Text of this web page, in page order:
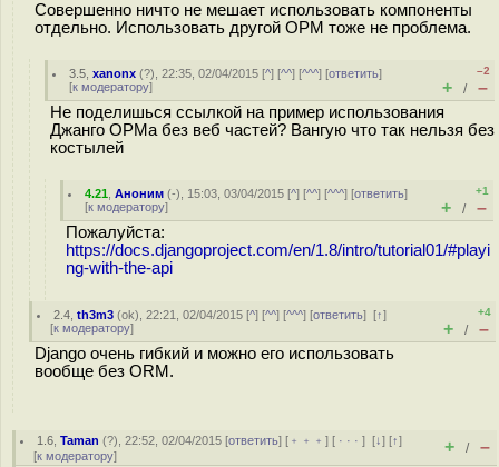
Совершенно ничто не мешает использовать компоненты
отдельно. Использовать другой ОРМ тоже не проблема.
3.5 ,xanonx (?), 22:35, 02/04/2015 [^] [^^] [^^^] [ответить]
[к модератору]
–2
+ / –
Не поделишься ссылкой на пример использования
Джанго ОРМа без веб частей? Вангую что так нельзя без
костылей
4.21 ,Аноним (-), 15:03, 03/04/2015 [^] [^^] [^^^] [ответить]
[к модератору]
+1
+ / –
Пожалуйста:
https://docs.djangoproject.com/en/1.8/intro/tutorial01/#playi
ng-with-the-api
2.4 ,th3m3 (ok), 22:21, 02/04/2015 [^] [^^] [^^^] [ответить][↑]
[к модератору]
+4
+ / –
Django очень гибкий и можно его использовать
вообще без ORM.
1.6 ,Taman (?), 22:52, 02/04/2015 [ответить] [ ﹢﹢﹢] [ · · ·][↓] [↑]
[к модератору] + / –